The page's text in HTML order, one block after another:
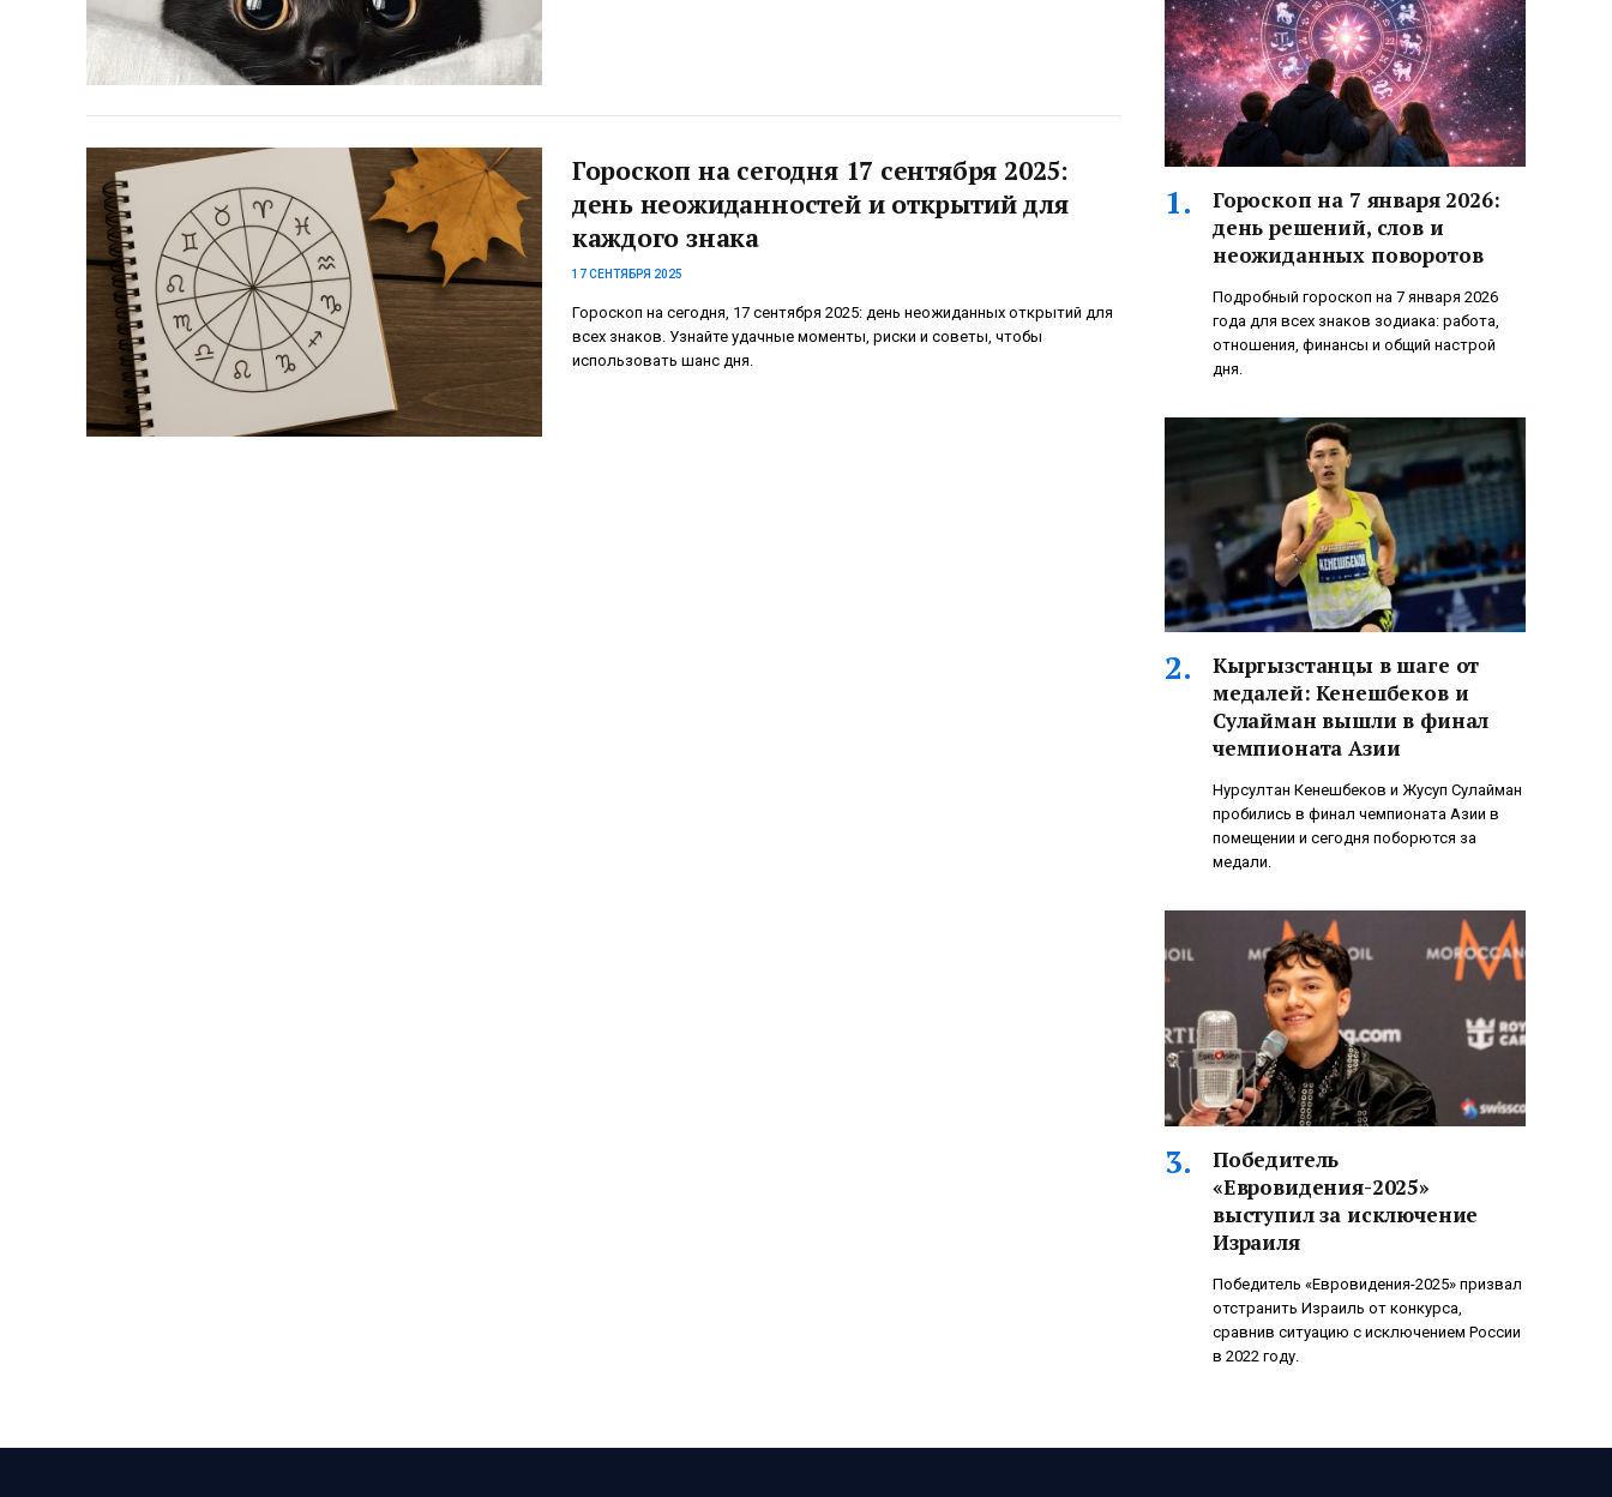
Гороскоп на сегодня 17 сентября 2025:
день неожиданностей и открытий для
каждого знака
17 СЕНТЯБРЯ 2025
Гороскоп на сегодня, 17 сентября 2025: день неожиданных открытий для
всех знаков. Узнайте удачные моменты, риски и советы, чтобы
использовать шанс дня.
Гороскоп на 7 января 2026:
день решений, слов и
неожиданных поворотов
Подробный гороскоп на 7 января 2026
года для всех знаков зодиака: работа,
отношения, финансы и общий настрой
дня.
Кыргызстанцы в шаге от
медалей: Кенешбеков и
Сулайман вышли в финал
чемпионата Азии
Нурсултан Кенешбеков и Жусуп Сулайман
пробились в финал чемпионата Азии в
помещении и сегодня поборются за
медали.
Победитель
«Евровидения-2025»
выступил за исключение
Израиля
Победитель «Евровидения-2025» призвал
отстранить Израиль от конкурса,
сравнив ситуацию с исключением России
в 2022 году.